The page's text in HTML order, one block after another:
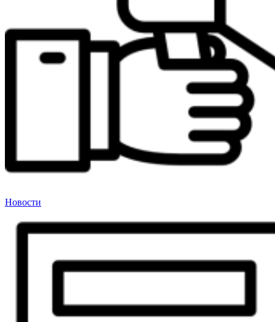
Новости